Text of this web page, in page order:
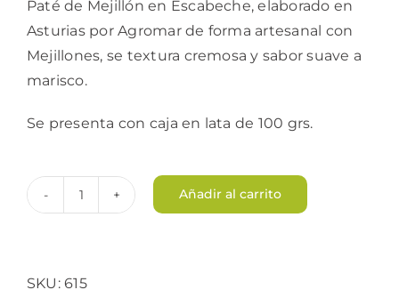
Paté de Mejillón en Escabeche, elaborado en
Asturias por Agromar de forma artesanal con
Mejillones, se textura cremosa y sabor suave a
marisco.
Se presenta con caja en lata de 100 grs.
cantidad
Añadir al carrito
SKU:615